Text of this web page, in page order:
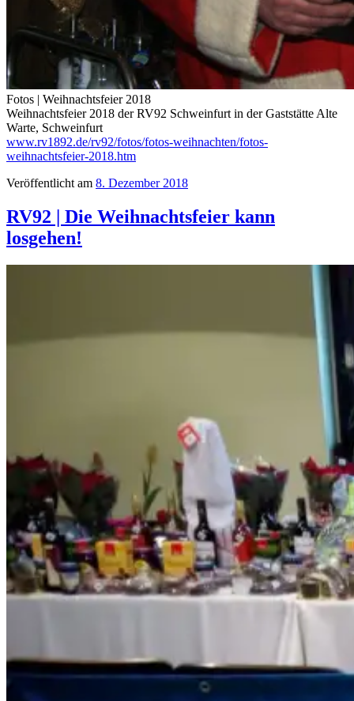
Fotos | Weihnachtsfeier 2018
Weihnachtsfeier 2018 der RV92 Schweinfurt in der Gaststätte Alte
Warte, Schweinfurt
www.rv1892.de/rv92/fotos/fotos-weihnachten/fotos-
weihnachtsfeier-2018.htm
Veröffentlicht am 8. Dezember 2018
RV92 | Die Weihnachtsfeier kann
losgehen!